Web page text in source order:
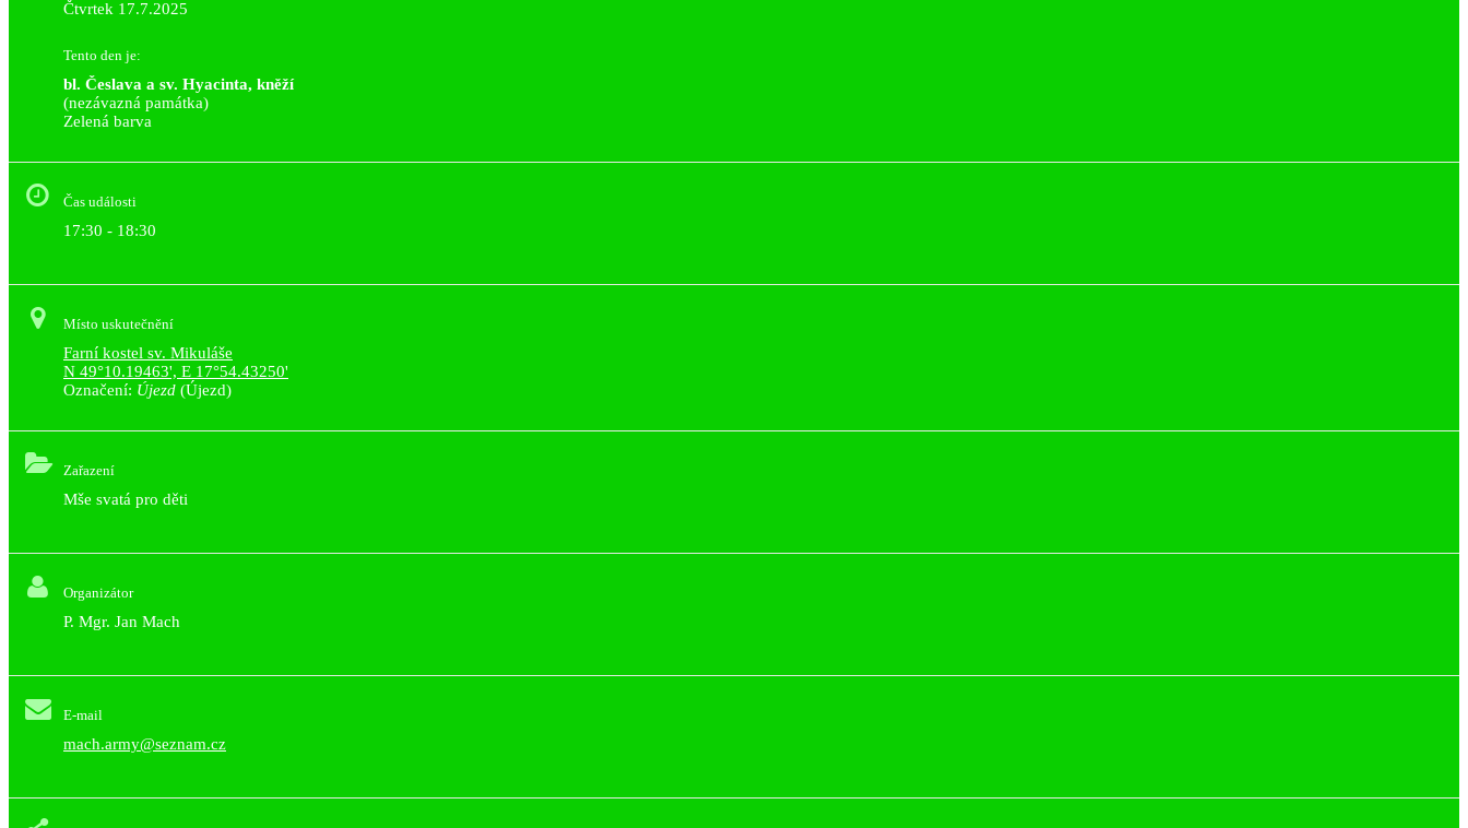
Čtvrtek 17.7.2025
Tento den je:
bl. Česlava a sv. Hyacinta, kněží
(nezávazná památka)
Zelená barva
Čas události
17:30 - 18:30
Místo uskutečnění
Farní kostel sv. Mikuláše
N 49°10.19463', E 17°54.43250'
Označení: Újezd (Újezd)
Zařazení
Mše svatá pro děti
Organizátor
P. Mgr. Jan Mach
E-mail
mach.army@seznam.cz